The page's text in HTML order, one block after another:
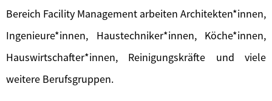
Bereich Facility Management arbeiten Architekten*innen,
Ingenieure*innen, Haustechniker*innen, Köche*innen,
Hauswirtschafter*innen, Reinigungskräfte und viele
weitere Berufsgruppen.